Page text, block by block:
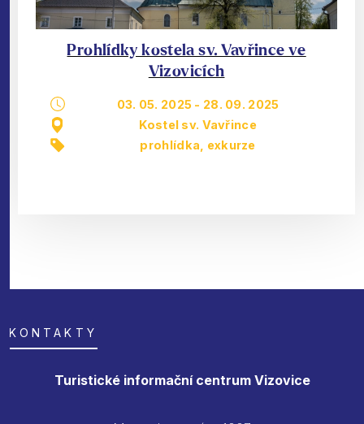
Prohlídky kostela sv. Vavřince ve
Vizovicích
03. 05. 2025 - 28. 09. 2025
Kostel sv. Vavřince
prohlídka, exkurze
KONTAKTY
Turistické informační centrum Vizovice